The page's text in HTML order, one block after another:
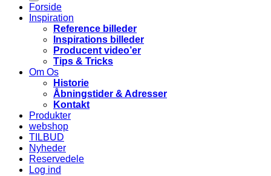
Forside
Inspiration
Reference billeder
Inspirations billeder
Producent video’er
Tips & Tricks
Om Os
Historie
Åbningstider & Adresser
Kontakt
Produkter
webshop
TILBUD
Nyheder
Reservedele
Log ind